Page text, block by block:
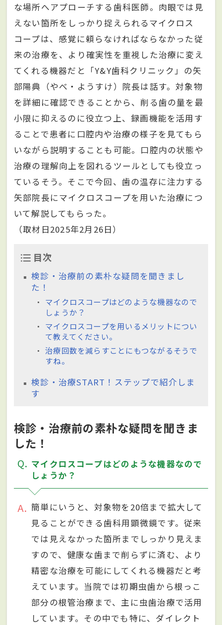
な場所へアプローチする歯科医師。肉眼では見
えない箇所をしっかり捉えられるマイクロス
コープは、感覚に頼らなければならなかった従
来の治療を、より確実性を重視した治療に変え
てくれる機器だと「Y&Y歯科クリニック」の矢
部陽典（やべ・ようすけ）院長は話す。対象物
を詳細に確認できることから、削る歯の量を最
小限に抑えるのに役立つ上、録画機能を活用す
ることで患者に口腔内や治療の様子を見てもら
いながら説明することも可能。口腔内の状態や
治療の理解向上を図れるツールとしても役立っ
ているそう。そこで今回、歯の温存に注力する
矢部院長にマイクロスコープを用いた治療につ
いて解説してもらった。
（取材日2025年2月26日）
目次
検診・治療前の素朴な疑問を聞きまし
た！
マイクロスコープはどのような機器なので
しょうか？
マイクロスコープを用いるメリットについ
て教えてください。
治療回数を減らすことにもつながるそうで
すね。
検診・治療START！ステップで紹介しま
す
検診・治療前の素朴な疑問を聞きま
した！
Q
マイクロスコープはどのような機器なので
しょうか？
A
簡単にいうと、対象物を20倍まで拡大して
見ることができる歯科用顕微鏡です。従来
では見えなかった箇所までしっかり見えま
すので、健康な歯まで削らずに済む、より
精密な治療を可能にしてくれる機器だと考
えています。当院では初期虫歯から根っこ
部分の根管治療まで、主に虫歯治療で活用
しています。その中でも特に、ダイレクト